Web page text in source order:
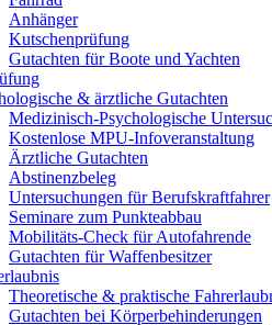
Anhänger
Kutschenprüfung
Gutachten für Boote und Yachten
& ärztliche Gutachten
Medizinisch-Psychologische
Kostenlose MPU-Infoveranstaltung
Ärztliche Gutachten
Abstinenzbeleg
Untersuchungen für Berufskraftfahrer
Seminare zum Punkteabbau
Mobilitäts-Check für Autofahrende
Gutachten für Waffenbesitzer
Theoretische & praktische
Gutachten bei Körperbehinderungen